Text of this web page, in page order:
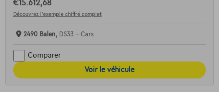
€15.612,68
Découvrez l’exemple chiffré complet
2490 Balen, DS33 - Cars
Comparer
Voir le véhicule